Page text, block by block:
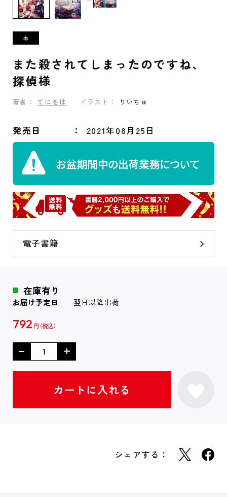
また殺されてしまったのですね、
探偵様
著者： てにをは イラスト： りいちゅ
発売日 2021年08月25日
電子書籍
在庫有り
お届け予定日 翌日以降出荷
792 円
シェアする：